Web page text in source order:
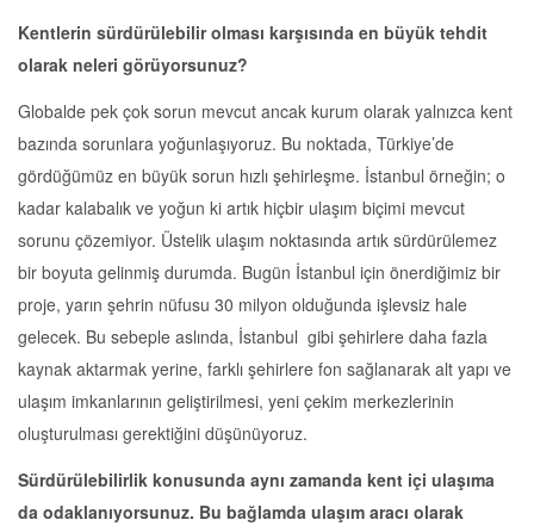
Kentlerin sürdürülebilir olması karşısında en büyük tehdit
olarak neleri görüyorsunuz?
Globalde pek çok sorun mevcut ancak kurum olarak yalnızca kent
bazında sorunlara yoğunlaşıyoruz. Bu noktada, Türkiye’de
gördüğümüz en büyük sorun hızlı şehirleşme. İstanbul örneğin; o
kadar kalabalık ve yoğun ki artık hiçbir ulaşım biçimi mevcut
sorunu çözemiyor. Üstelik ulaşım noktasında artık sürdürülemez
bir boyuta gelinmiş durumda. Bugün İstanbul için önerdiğimiz bir
proje, yarın şehrin nüfusu 30 milyon olduğunda işlevsiz hale
gelecek. Bu sebeple aslında, İstanbul gibi şehirlere daha fazla
kaynak aktarmak yerine, farklı şehirlere fon sağlanarak alt yapı ve
ulaşım imkanlarının geliştirilmesi, yeni çekim merkezlerinin
oluşturulması gerektiğini düşünüyoruz.
Sürdürülebilirlik konusunda aynı zamanda kent içi ulaşıma
da odaklanıyorsunuz. Bu bağlamda ulaşım aracı olarak